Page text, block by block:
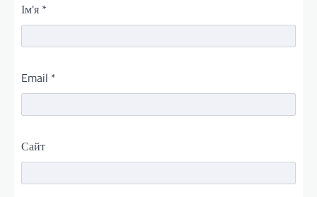
Ім'я *
Email *
Сайт